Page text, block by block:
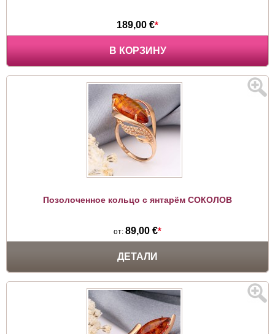
189,00 €*
В КОРЗИНУ
Позолоченное кольцо с янтарём СОКОЛОВ
от: 89,00 €*
ДЕТАЛИ